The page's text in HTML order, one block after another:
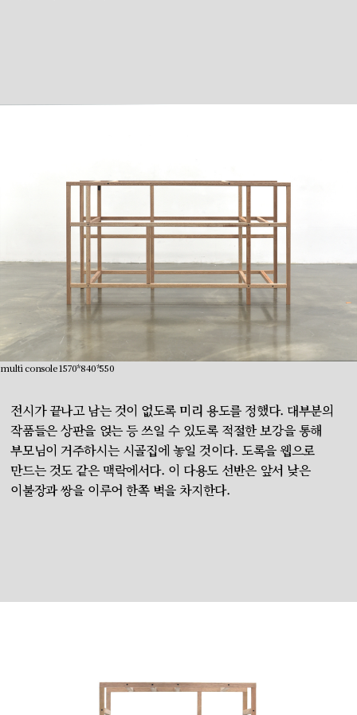
multi console 1570*840*550
전시가 끝나고 남는 것이 없도록 미리 용도를 정했다. 대부분의
작품들은 상판을 얹는 등 쓰일 수 있도록 적절한 보강을 통해
부모님이 거주하시는 시골집에 놓일 것이다. 도록을 웹으로
만드는 것도 같은 맥락에서다. 이 다용도 선반은 앞서 낮은
이불장과 쌍을 이루어 한쪽 벽을 차지한다.